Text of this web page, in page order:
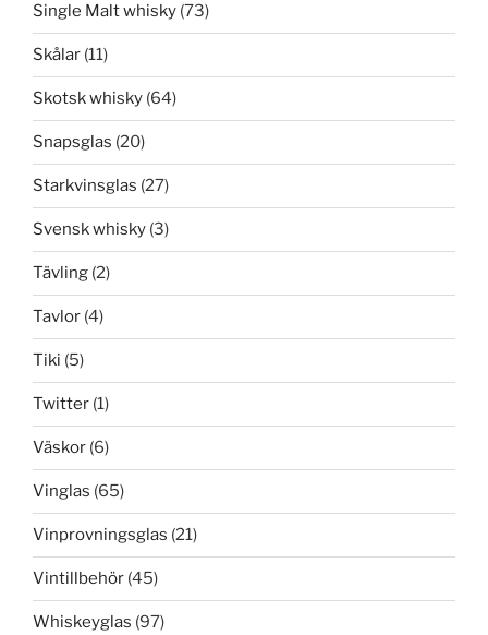
Single Malt whisky (73)
Skålar (11)
Skotsk whisky (64)
Snapsglas (20)
Starkvinsglas (27)
Svensk whisky (3)
Tävling (2)
Tavlor (4)
Tiki (5)
Twitter (1)
Väskor (6)
Vinglas (65)
Vinprovningsglas (21)
Vintillbehör (45)
Whiskeyglas (97)